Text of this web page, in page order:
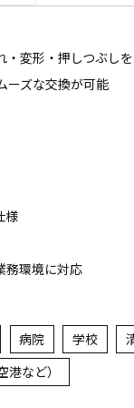
変形・押しつぶし
ーズな交換が可能
様
務環境に対応
病院 学校
など）